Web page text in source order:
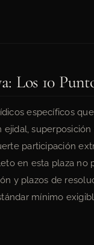
Los 10
específicos
participación
en esta plaza no
y plazos de
mínimo